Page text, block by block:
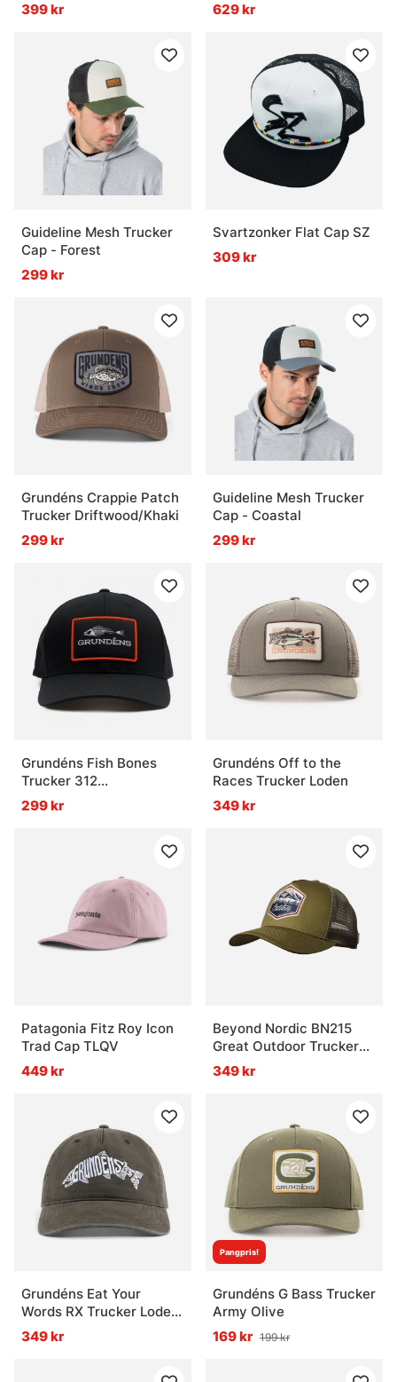
399 kr
629 kr
Guideline Mesh Trucker
Cap - Forest
299 kr
Svartzonker Flat Cap SZ
309 kr
Grundéns Crappie Patch
Trucker Driftwood/Khaki
299 kr
Guideline Mesh Trucker
Cap - Coastal
299 kr
Grundéns Fish Bones
Trucker 312
Black/Charcoal
299 kr
Grundéns Off to the
Races Trucker Loden
349 kr
Patagonia Fitz Roy Icon
Trad Cap TLQV
449 kr
Beyond Nordic BN215
Great Outdoor Trucker
Cap G-Moss Green
349 kr
Grundéns Eat Your
Words RX Trucker Loden
Salmon Graphic
349 kr
Pangpris!
Grundéns G Bass Trucker
Army Olive
169 kr 199 kr